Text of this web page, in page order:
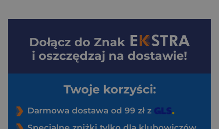
Dołącz do Znak
i oszczędzaj na dostawie!
Twoje korzyści:
Darmowa dostawa od 99 zł z